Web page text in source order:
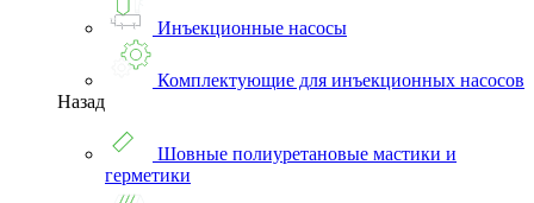
Инъекционные насосы
Комплектующие для инъекционных насосов
Назад
Шовные полиуретановые мастики и
герметики